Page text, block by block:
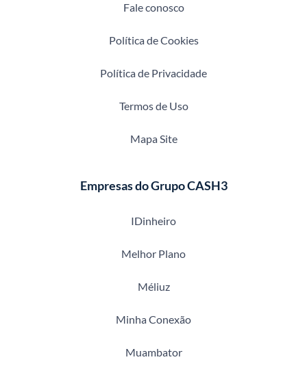
Fale conosco
Política de Cookies
Política de Privacidade
Termos de Uso
Mapa Site
Empresas do Grupo CASH3
IDinheiro
Melhor Plano
Méliuz
Minha Conexão
Muambator